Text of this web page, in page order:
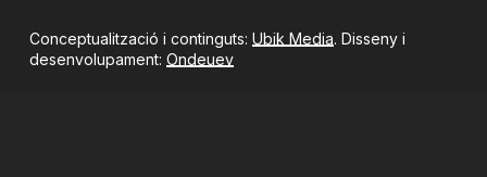
Conceptualització i continguts: Ubik Media. Disseny i
desenvolupament: Ondeuev